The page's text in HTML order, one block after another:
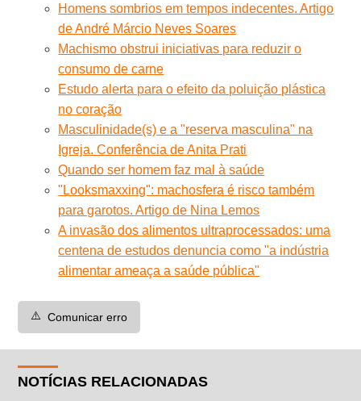
Homens sombrios em tempos indecentes. Artigo
de André Márcio Neves Soares
Machismo obstrui iniciativas para reduzir o
consumo de carne
Estudo alerta para o efeito da poluição plástica
no coração
Masculinidade(s) e a "reserva masculina" na
Igreja. Conferência de Anita Prati
Quando ser homem faz mal à saúde
"Looksmaxxing": machosfera é risco também
para garotos. Artigo de Nina Lemos
A invasão dos alimentos ultraprocessados: uma
centena de estudos denuncia como "a indústria
alimentar ameaça a saúde pública"
⚠️ Comunicar erro
NOTÍCIAS RELACIONADAS